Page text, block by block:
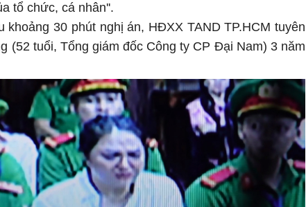
tổ chức, cá nhân''.
khoảng 30 phút nghị án, HĐXX TAND TP.HCM tuyên
(52 tuổi, Tổng giám đốc Công ty CP Đại Nam) 3 năm